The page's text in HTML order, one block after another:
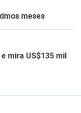
meses
mira US$135 mil